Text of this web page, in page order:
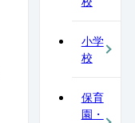
小学
校
保育
園・